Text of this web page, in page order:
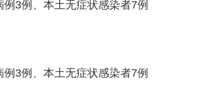
3例、本土无症状感染者7例
3例、本土无症状感染者7例